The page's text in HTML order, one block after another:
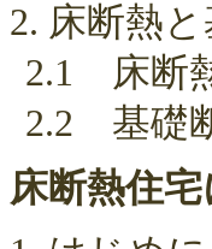
2. 床断熱
2.1 床断
2.2 基礎
床断熱住